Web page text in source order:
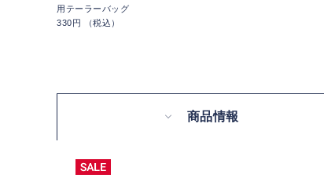
用テーラーバッグ
330円 （税込）
商品情報